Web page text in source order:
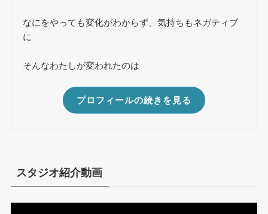
なにをやっても変化がわからず、気持ちもネガティブ
に
そんなわたしが変われたのは
プロフィールの続きを見る
スタジオ紹介動画